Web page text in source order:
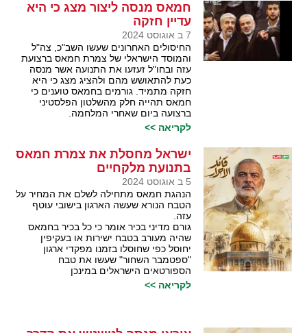
חמאס מנסה ליצור מצג כי היא
עדיין חזקה
7 ב אוגוסט 2024
החיסולים האחרונים שעשו השב"כ, צה"ל
והמוסד הישראלי של צמרת חמאס ברצועת
עזה ובחו"ל זעזעו את התנועה אשר מנסה
כעת להתאושש מהם ולהציג מצג כי היא
חזקה מתמיד. גורמים בחמאס טוענים כי
חמאס תהייה חלק מהשלטון הפלסטיני
ברצועה ביום שאחרי המלחמה.
לקריאה >>
ישראל מחסלת את צמרת חמאס
בתנועת מלקחיים
5 ב אוגוסט 2024
הנהגת חמאס מתחילה לשלם את המחיר על
הטבח הנורא שעשה הארגון בישובי עוטף
עזה.
גורם מדיני בכיר אומר כי כל בכיר בחמאס
שהיה מעורב בטבח ישירות או בעקיפין
יחוסל כפי שחוסלו בזמנו מפקדי ארגון
"ספטמבר השחור" שעשו את טבח
הספורטאים הישראלים במינכן
לקריאה >>